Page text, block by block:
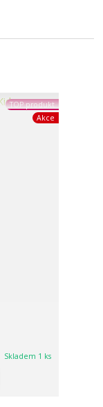
TOP produkt
Akce
Skladem 1 ks